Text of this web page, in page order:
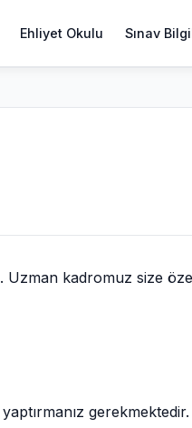
Ehliyet Okulu Sınav
Uzman kadromuz size
gerekmektedir.